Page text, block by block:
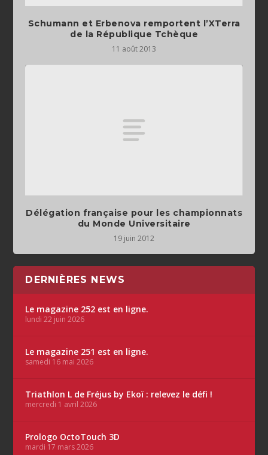
Schumann et Erbenova remportent l’XTerra
de la République Tchèque
11 août 2013
Délégation française pour les championnats
du Monde Universitaire
19 juin 2012
DERNIÈRES NEWS
Le magazine 252 est en ligne.
lundi 22 juin 2026
Le magazine 251 est en ligne.
samedi 16 mai 2026
Triathlon L de Fréjus by Ekoï : relevez le défi !
mercredi 1 avril 2026
Prologo OctoTouch 3D
mardi 17 mars 2026